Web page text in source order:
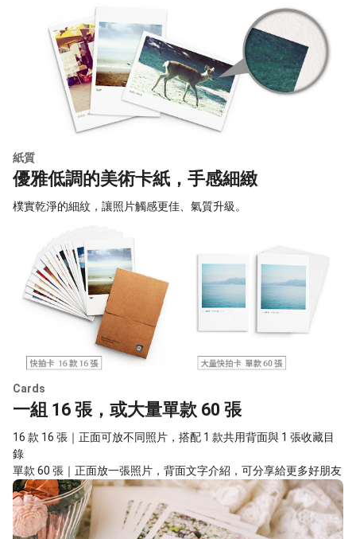
紙質
優雅低調的美術卡紙，手感細緻
樸實乾淨的細紋，讓照片觸感更佳、氣質升級。
Cards
一組 16 張，或大量單款 60 張
16 款 16 張｜正面可放不同照片，搭配 1 款共用背面與 1 張收藏目
錄
單款 60 張｜正面放一張照片，背面文字介紹，可分享給更多好朋友